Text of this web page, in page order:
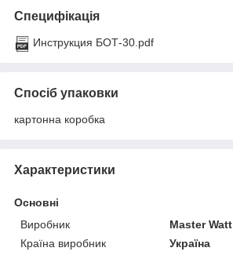
Специфікація
Инструкция БОТ-30.pdf
Спосіб упаковки
картонна коробка
Характеристики
Основні
Виробник
Master Watt
Країна виробник
Україна